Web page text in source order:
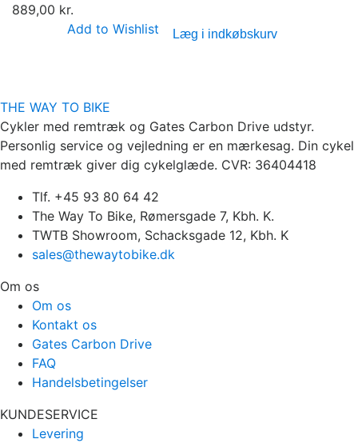
889,00 kr.
Add to Wishlist
Læg i indkøbskurv
THE WAY TO BIKE
Cykler med remtræk og Gates Carbon Drive udstyr.
Personlig service og vejledning er en mærkesag. Din cykel
med remtræk giver dig cykelglæde. CVR: 36404418
Tlf. +45 93 80 64 42
The Way To Bike, Rømersgade 7, Kbh. K.
TWTB Showroom, Schacksgade 12, Kbh. K
sales@thewaytobike.dk
Om os
Om os
Kontakt os
Gates Carbon Drive
FAQ
Handelsbetingelser
KUNDESERVICE
Levering